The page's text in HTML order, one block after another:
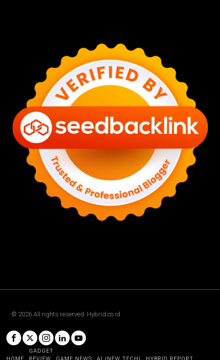
© 2026 All rights reserved. Hybrid.co.id
GADGET